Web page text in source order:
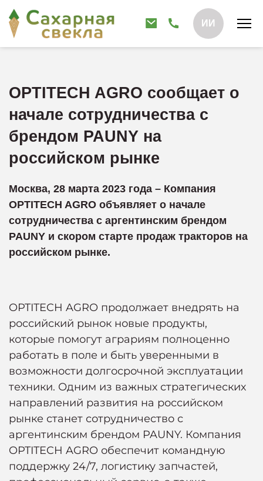
ИИ
OPTITECH AGRO сообщает о
начале сотрудничества с
брендом PAUNY на
российском рынке
Москва, 28 марта 2023 года – Компания
OPTITECH AGRO объявляет о начале
сотрудничества с аргентинским брендом
PAUNY и скором старте продаж тракторов на
российском рынке.
OPTITECH AGRO продолжает внедрять на
российский рынок новые продукты,
которые помогут аграриям полноценно
работать в поле и быть уверенными в
возможности долгосрочной эксплуатации
техники. Одним из важных стратегических
направлений развития на российском
рынке станет сотрудничество с
аргентинским брендом PAUNY. Компания
OPTITECH AGRO обеспечит командную
поддержку 24/7, логистику запчастей,